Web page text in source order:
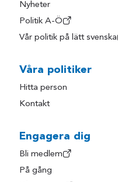
Nyheter
Politik A-Ö
Vår politik på lätt svenska
Våra politiker
Hitta person
Kontakt
Engagera dig
Bli medlem
På gång